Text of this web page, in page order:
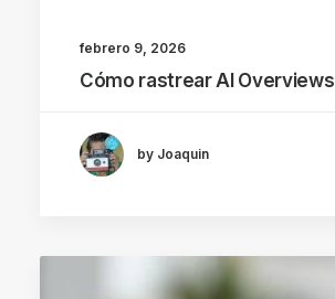
febrero 9, 2026
Cómo rastrear AI Overviews
by Joaquin